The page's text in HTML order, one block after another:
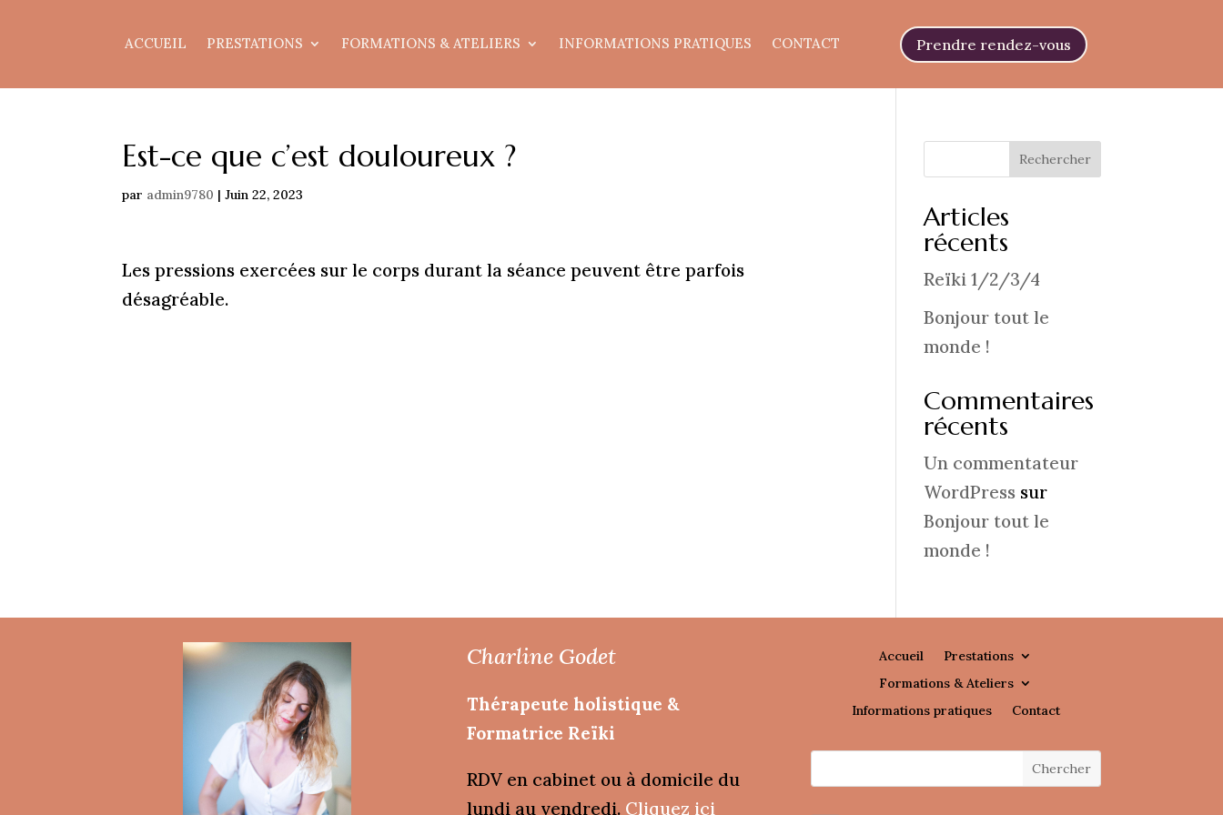
ACCUEIL PRESTATIONS FORMATIONS & ATELIERS INFORMATIONS PRATIQUES CONTACT Prendre rendez-vous
Est-ce que c’est douloureux ?
par admin9780 |Juin 22, 2023
Les pressions exercées sur le corps durant la séance peuvent être parfois
désagréable.
Rechercher
Articles
récents
Reïki 1/2/3/4
Bonjour tout le
monde !
Commentaires
récents
Un commentateur
WordPress sur
Bonjour tout le
monde !
Charline Godet
Thérapeute holistique &
Formatrice Reïki
RDV en cabinet ou à domicile du
lundi au vendredi. Cliquez ici
Accueil
Prestations
Formations & Ateliers
Informations pratiques
Contact